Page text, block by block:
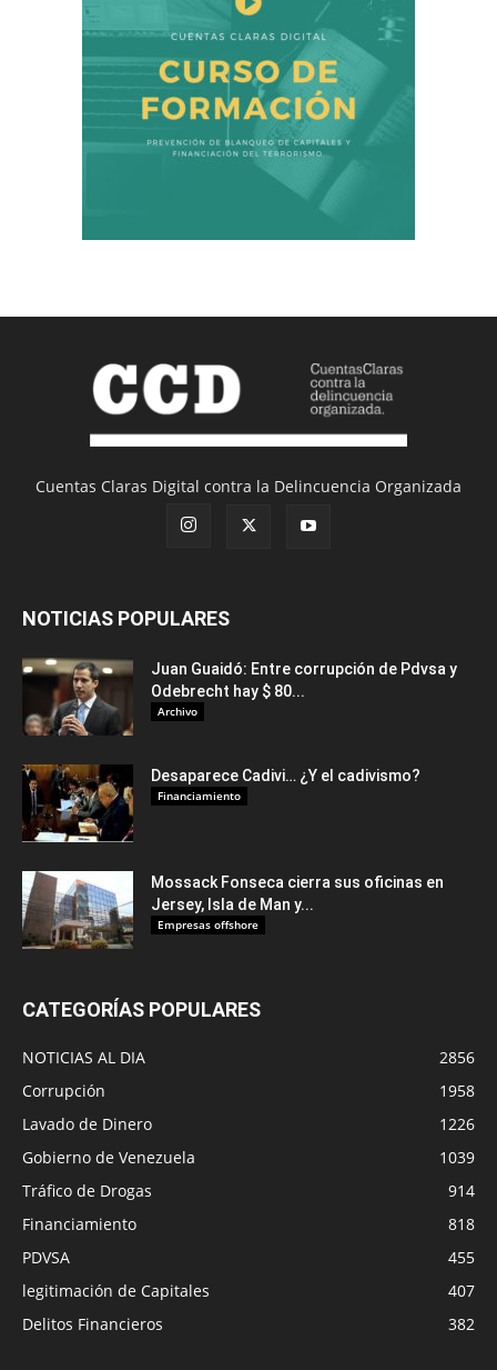
Cuentas Claras Digital contra la Delincuencia Organizada
NOTICIAS POPULARES
Juan Guaidó: Entre corrupción de Pdvsa y
Odebrecht hay $ 80...
Archivo
Desaparece Cadivi… ¿Y el cadivismo?
Financiamiento
Mossack Fonseca cierra sus oficinas en
Jersey, Isla de Man y...
Empresas offshore
CATEGORÍAS POPULARES
NOTICIAS AL DIA
2856
Corrupción
1958
Lavado de Dinero
1226
Gobierno de Venezuela
1039
Tráfico de Drogas
914
Financiamiento
818
PDVSA
455
legitimación de Capitales
407
Delitos Financieros
382